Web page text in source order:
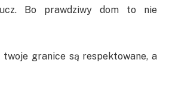
Bo prawdziwy dom to nie
granice są respektowane, a